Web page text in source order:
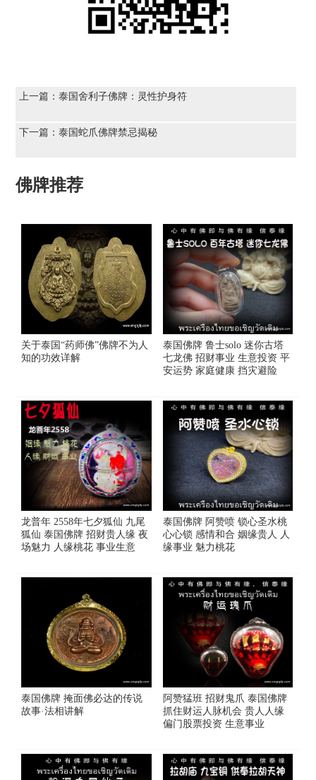
上一篇：泰国舍利子佛牌：灵性护身符
下一篇：泰国蛇爪佛牌禁忌揭秘
佛牌推荐
关于泰国“药师佛”佛牌不为人
知的功效详解
泰国佛牌 鲁士solo 迷你古塔
七龙佛 招财事业 生意投资 平
安运势 家庭健康 挡灾避险
龙普年 2558年七夕狐仙 九尾
狐仙 泰国佛牌 招财贵人缘 夜
场魅力 人缘桃花 事业生意
泰国佛牌 阿赞喷 锁心圣水桃
心心锁 感情和合 姻缘贵人 人
缘事业 魅力桃花
泰国佛牌 掩面佛必达的传说
故事·法相讲解
阿赞猛班 招财鬼爪 泰国佛牌
抓住财运人脉机会 贵人人缘
偏门股票投资 生意事业